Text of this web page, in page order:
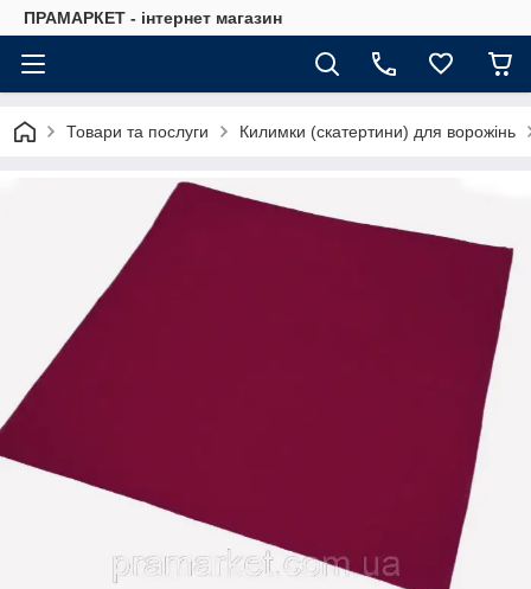
ПРАМАРКЕТ - інтернет магазин
Товари та послуги Килимки (скатертини) для ворожінь